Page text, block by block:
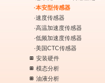
·本安型传感器
·速度传感器
·高温加速度传感器
·低频加速度传感器
·美国CTC传感器
安装硬件
模态分析
油液分析